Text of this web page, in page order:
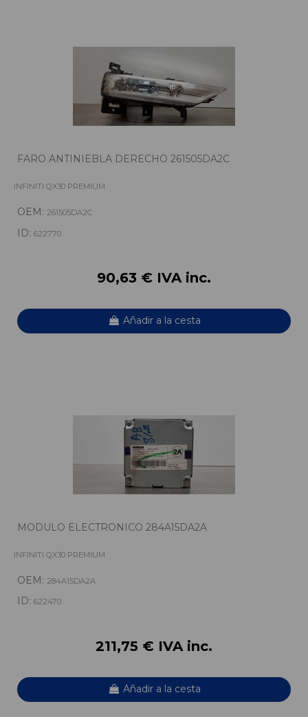
FARO ANTINIEBLA DERECHO 261505DA2C
INFINITI QX30 PREMIUM
OEM: 261505DA2C
ID: 622770
90,63 € IVA inc.
Añadir a la cesta
MODULO ELECTRONICO 284A15DA2A
INFINITI QX30 PREMIUM
OEM: 284A15DA2A
ID: 622470
211,75 € IVA inc.
Añadir a la cesta